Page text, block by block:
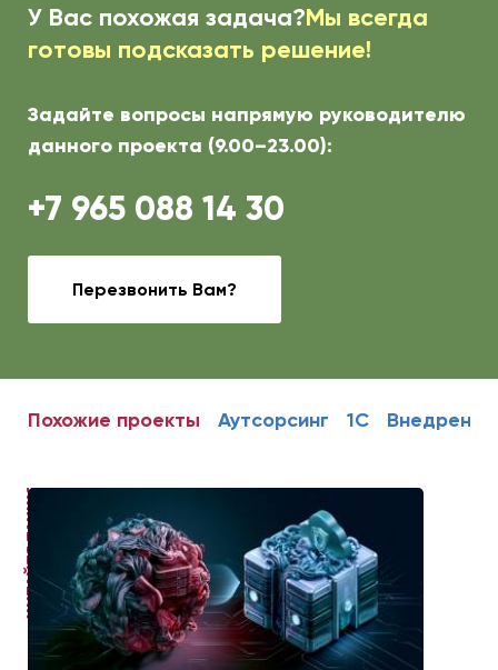
У Вас похожая задача?Мы всегда
готовы подсказать решение!
Задайте вопросы напрямую руководителю
данного проекта (9.00–23.00):
+7 965 088 14 30
Перезвонить Вам?
Похожие проекты Аутсорсинг 1С
ЧИТАЙТЕ ТАКЖЕ